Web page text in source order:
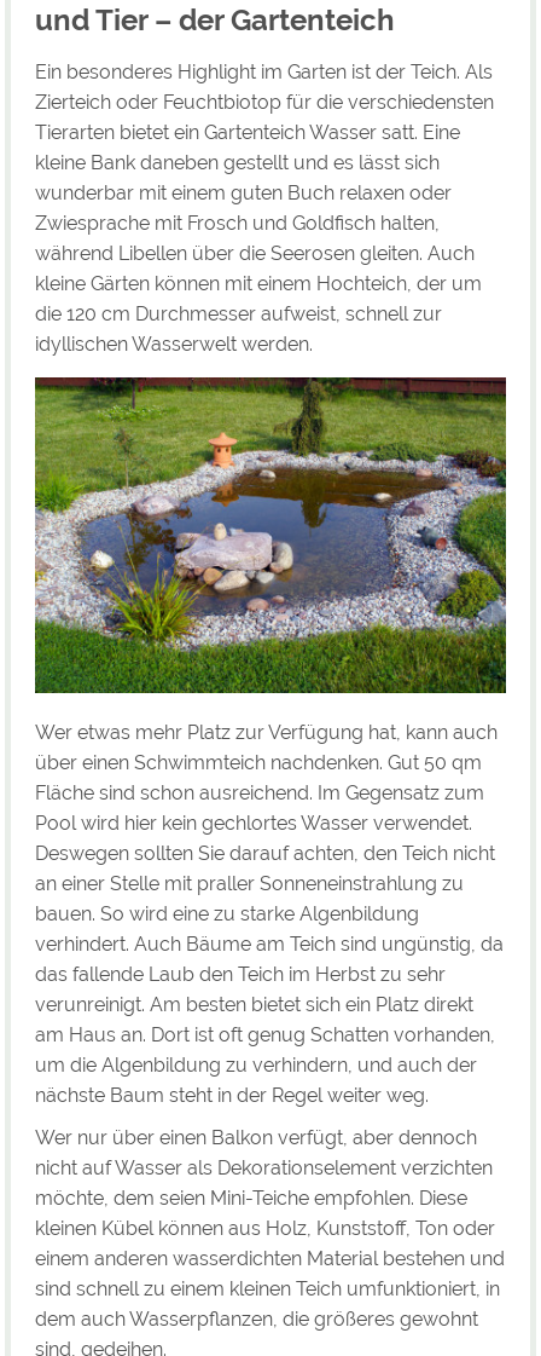
und Tier – der Gartenteich
Ein besonderes Highlight im Garten ist der Teich. Als
Zierteich oder Feuchtbiotop für die verschiedensten
Tierarten bietet ein Gartenteich Wasser satt. Eine
kleine Bank daneben gestellt und es lässt sich
wunderbar mit einem guten Buch relaxen oder
Zwiesprache mit Frosch und Goldfisch halten,
während Libellen über die Seerosen gleiten. Auch
kleine Gärten können mit einem Hochteich, der um
die 120 cm Durchmesser aufweist, schnell zur
idyllischen Wasserwelt werden.
Wer etwas mehr Platz zur Verfügung hat, kann auch
über einen Schwimmteich nachdenken. Gut 50 qm
Fläche sind schon ausreichend. Im Gegensatz zum
Pool wird hier kein gechlortes Wasser verwendet.
Deswegen sollten Sie darauf achten, den Teich nicht
an einer Stelle mit praller Sonneneinstrahlung zu
bauen. So wird eine zu starke Algenbildung
verhindert. Auch Bäume am Teich sind ungünstig, da
das fallende Laub den Teich im Herbst zu sehr
verunreinigt. Am besten bietet sich ein Platz direkt
am Haus an. Dort ist oft genug Schatten vorhanden,
um die Algenbildung zu verhindern, und auch der
nächste Baum steht in der Regel weiter weg.
Wer nur über einen Balkon verfügt, aber dennoch
nicht auf Wasser als Dekorationselement verzichten
möchte, dem seien Mini-Teiche empfohlen. Diese
kleinen Kübel können aus Holz, Kunststoff, Ton oder
einem anderen wasserdichten Material bestehen und
sind schnell zu einem kleinen Teich umfunktioniert, in
dem auch Wasserpflanzen, die größeres gewohnt
sind, gedeihen.